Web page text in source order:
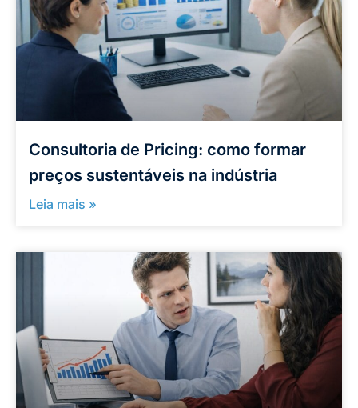
Consultoria de Pricing: como formar
preços sustentáveis na indústria
Leia mais »